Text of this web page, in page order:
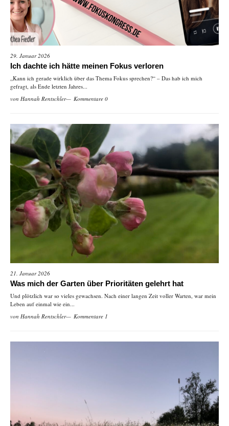
29. Januar 2026
Ich dachte ich hätte meinen Fokus verloren
„Kann ich gerade wirklich über das Thema Fokus sprechen?“ – Das hab ich mich
gefragt, als Ende letzten Jahres...
von Hannah Rentschler Kommentare 0
21. Januar 2026
Was mich der Garten über Prioritäten gelehrt hat
Und plötzlich war so vieles gewachsen. Nach einer langen Zeit voller Warten, war mein
Leben auf einmal wie ein...
von Hannah Rentschler Kommentare 1